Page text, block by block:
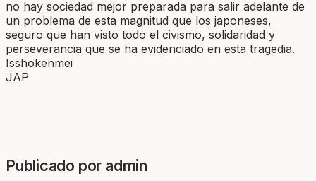
no hay sociedad mejor preparada para salir adelante de
un problema de esta magnitud que los japoneses,
seguro que han visto todo el civismo, solidaridad y
perseverancia que se ha evidenciado en esta tragedia.
Isshokenmei
JAP
Publicado por admin